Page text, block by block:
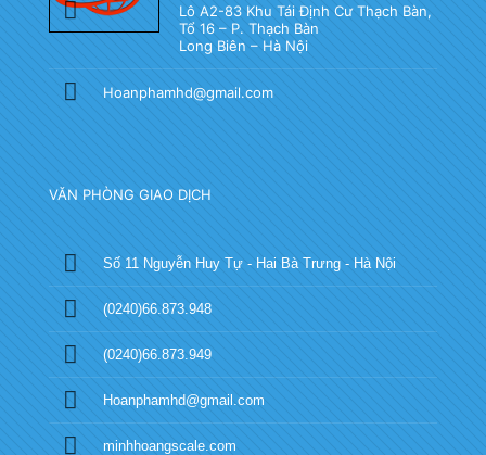
Lô A2-83 Khu Tái Định Cư Thạch Bàn,
Tổ 16 – P. Thạch Bàn
Long Biên – Hà Nội
Hoanphamhd@gmail.com
VĂN PHÒNG GIAO DỊCH
Số 11 Nguyễn Huy Tự - Hai Bà Trưng - Hà Nội
(0240)66.873.948
(0240)66.873.949
Hoanphamhd@gmail.com
minhhoangscale.com